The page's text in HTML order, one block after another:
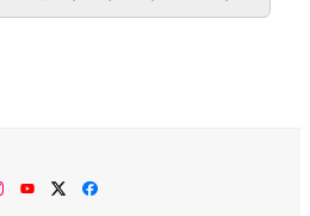
Instagram
YouTubeTwitterFacebook